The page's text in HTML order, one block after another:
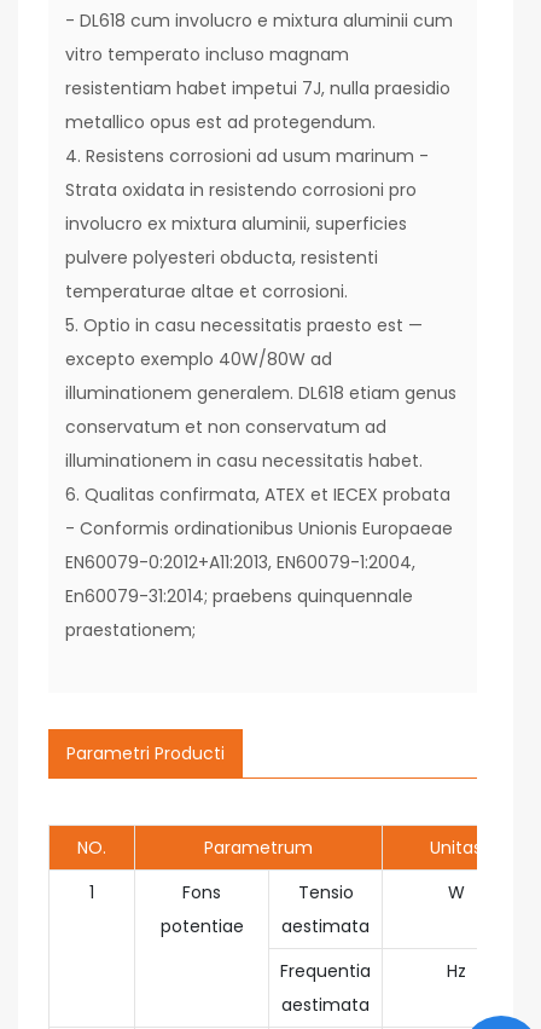
- DL618 cum involucro e mixtura aluminii cum
vitro temperato incluso magnam
resistentiam habet impetui 7J, nulla praesidio
metallico opus est ad protegendum.
4. Resistens corrosioni ad usum marinum -
Strata oxidata in resistendo corrosioni pro
involucro ex mixtura aluminii, superficies
pulvere polyesteri obducta, resistenti
temperaturae altae et corrosioni.
5. Optio in casu necessitatis praesto est —
excepto exemplo 40W/80W ad
illuminationem generalem. DL618 etiam genus
conservatum et non conservatum ad
illuminationem in casu necessitatis habet.
6. Qualitas confirmata, ATEX et IECEX probata
- Conformis ordinationibus Unionis Europaeae
EN60079-0:2012+A11:2013, EN60079-1:2004,
En60079-31:2014; praebens quinquennale
praestationem;
Parametri Producti
NO. Parametrum
Unitas
1
Fons
potentiae
Tensio
aestimata
W
Frequentia
aestimata
Hz